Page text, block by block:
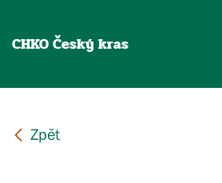
CHKO Český kras